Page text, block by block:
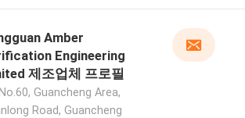
Amber
Engineering
제조업체 프로필
No.60, Guancheng Area,
Road, Guancheng